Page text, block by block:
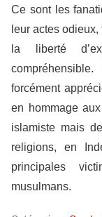
Ce sont les
leur actes
la liberté
forcément
en hommage
islamiste mais
religions, en
principales
musulmans.